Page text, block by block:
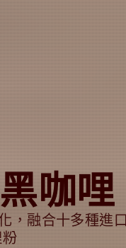
咖哩
，融合十多種進